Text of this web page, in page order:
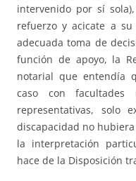
intervenido por sí
refuerzo y acicate a
adecuada toma de
función de apoyo, la
notarial que entendía
caso con facultades
representativas, solo
discapacidad no
la interpretación
hace de la Disposición